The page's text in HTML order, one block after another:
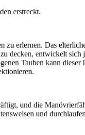
erstreckt.
zu erlernen. Das
decken, entwickelt
Tauben kann dieser
und die
und